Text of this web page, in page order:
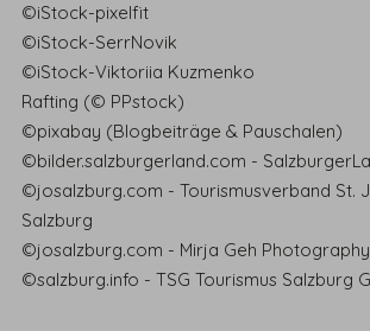
©iStock-pixelfit
©iStock-SerrNovik
©iStock-Viktoriia Kuzmenko
Rafting (© PPstock)
©pixabay (Blogbeiträge & Pauschalen)
©bilder.salzburgerland.com -
©josalzburg.com - Tourismusverband St.
Salzburg
©josalzburg.com - Mirja Geh Photography
©salzburg.info - TSG Tourismus Salzburg